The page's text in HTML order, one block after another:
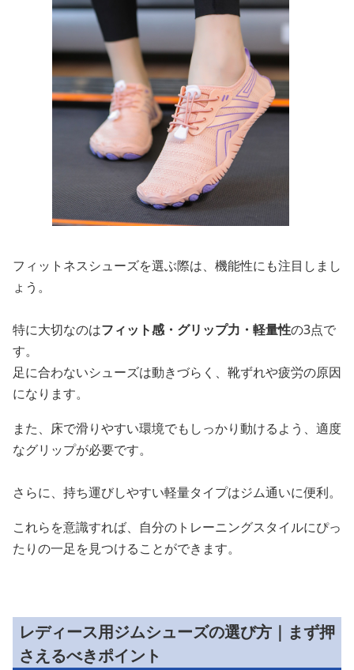
フィットネスシューズを選ぶ際は、機能性にも注目しまし
ょう。
特に大切なのはフィット感・グリップ力・軽量性の3点で
す。
足に合わないシューズは動きづらく、靴ずれや疲労の原因
になります。
また、床で滑りやすい環境でもしっかり動けるよう、適度
なグリップが必要です。
さらに、持ち運びしやすい軽量タイプはジム通いに便利。
これらを意識すれば、自分のトレーニングスタイルにぴっ
たりの一足を見つけることができます。
レディース用ジムシューズの選び方｜まず押
さえるべきポイント